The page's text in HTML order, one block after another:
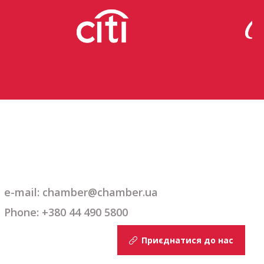
e-mail: chamber@chamber.ua
Phone: +380 44 490 5800
Приєднатися до нас